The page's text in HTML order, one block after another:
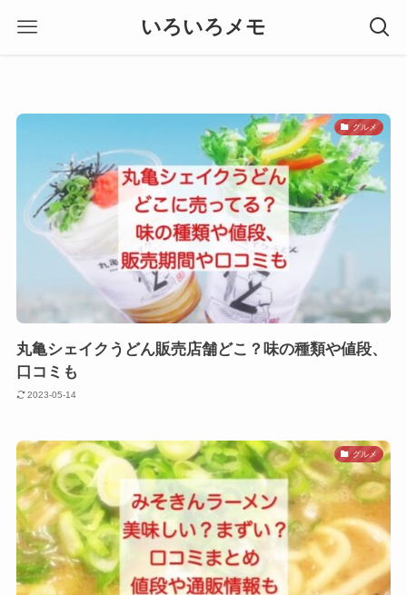
いろいろメモ
グルメ
丸亀シェイクうどん販売店舗どこ？味の種類や値段、
口コミも
2023-05-14
グルメ